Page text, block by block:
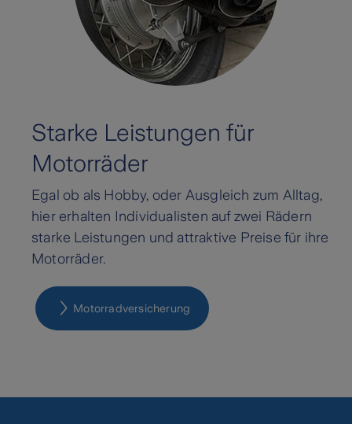
Starke Leistungen für
Motorräder
Egal ob als Hobby, oder Ausgleich zum Alltag,
hier erhalten Individualisten auf zwei Rädern
starke Leistungen und attraktive Preise für ihre
Motorräder.
Motorradversicherung